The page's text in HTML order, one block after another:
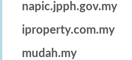
napic.jpph.gov.my
iproperty.com.my
mudah.my